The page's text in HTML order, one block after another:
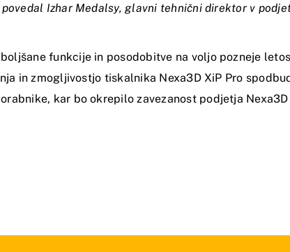
Izhar Medalsy, glavni tehnični direktor v
funkcije in posodobitve na voljo pozneje
in zmogljivostjo tiskalnika Nexa3D XiP Pro
kar bo okrepilo zavezanost podjetja